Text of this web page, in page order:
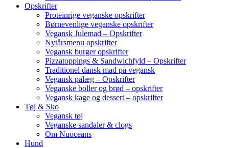
Opskrifter
Proteinrige veganske opskrifter
Børnevenlige veganske opskrifter
Vegansk Julemad – Opskrifter
Nytårsmenu opskrifter
Vegansk burger opskrifter
Pizzatoppings & Sandwichfyld – Opskrifter
Traditionel dansk mad på vegansk
Vegansk pålæg – Opskrifter
Veganske boller og brød – opskrifter
Vegansk kage og dessert – opskrifter
Tøj & Sko
Vegansk tøj
Veganske sandaler & clogs
Om Nuoceans
Hund